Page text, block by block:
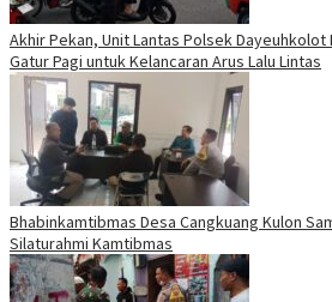
Akhir Pekan, Unit Lantas Polsek Dayeuhkolot
Gatur Pagi untuk Kelancaran Arus Lalu Lintas
Bhabinkamtibmas Desa Cangkuang Kulon
Silaturahmi Kamtibmas